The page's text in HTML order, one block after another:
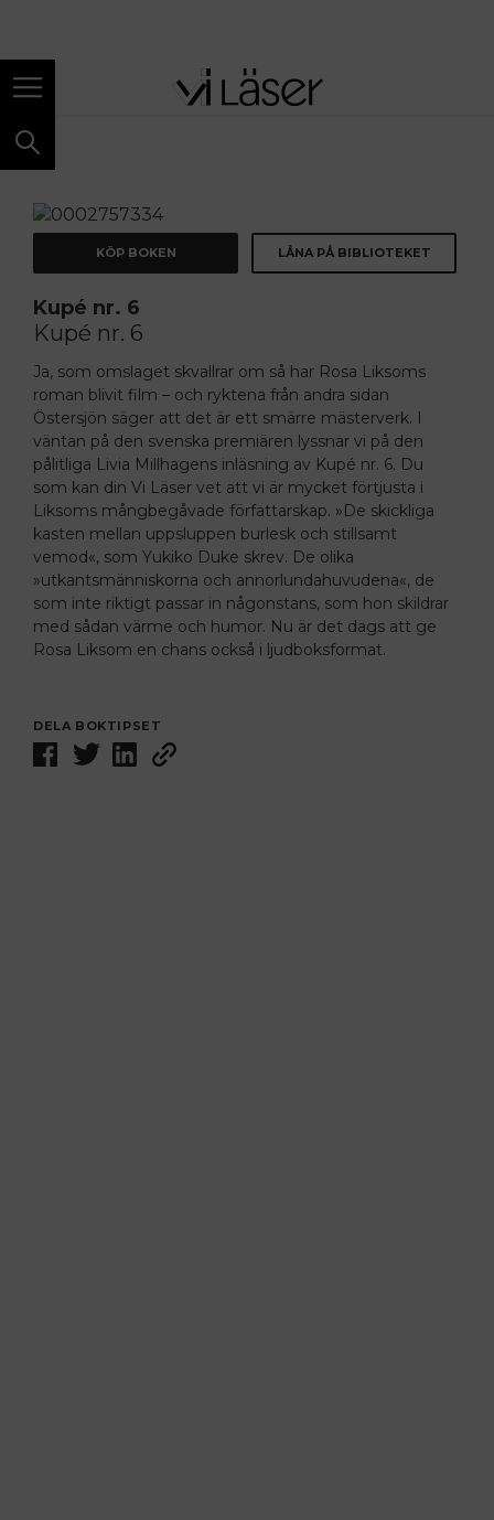
KÖP BOKEN LÅNA PÅ BIBLIOTEKET
Kupé nr. 6
Kupé nr. 6
Ja, som omslaget skvallrar om så har Rosa Liksoms
roman blivit film – och ryktena från andra sidan
Östersjön säger att det är ett smärre mästerverk. I
väntan på den svenska premiären lyssnar vi på den
pålitliga Livia Millhagens inläsning av Kupé nr. 6. Du
som kan din Vi Läser vet att vi är mycket förtjusta i
Liksoms mångbegåvade författarskap. »De skickliga
kasten mellan uppsluppen burlesk och stillsamt
vemod«, som Yukiko Duke skrev. De olika
»utkantsmänniskorna och annorlundahuvudena«, de
som inte riktigt passar in någonstans, som hon skildrar
med sådan värme och humor. Nu är det dags att ge
Rosa Liksom en chans också i ljudboksformat.
DELA BOKTIPSET